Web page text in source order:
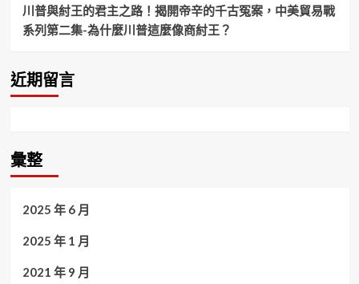
川普與紂王的君主之路！揭開帝辛的千古冤案，中美貿易戰
系列第二集-為什麼川普這麼像商紂王？
近期留言
彙整
2025 年 6 月
2025 年 1 月
2021 年 9 月